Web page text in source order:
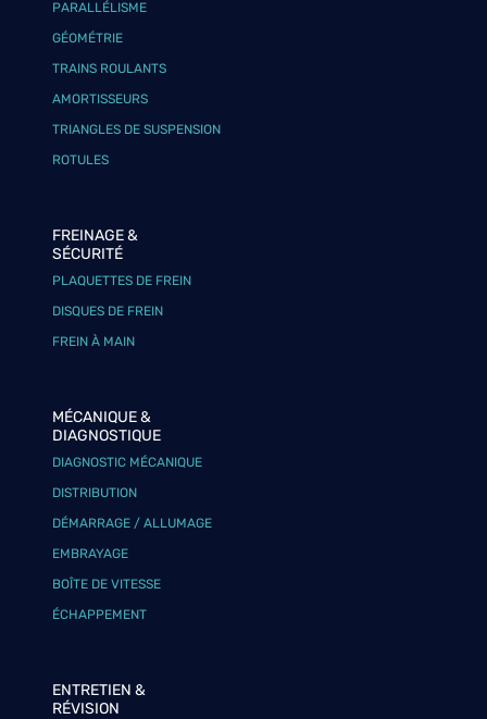
PARALLÉLISME
GÉOMÉTRIE
TRAINS ROULANTS
AMORTISSEURS
TRIANGLES DE SUSPENSION
ROTULES
FREINAGE &
SÉCURITÉ
PLAQUETTES DE FREIN
DISQUES DE FREIN
FREIN À MAIN
MÉCANIQUE &
DIAGNOSTIQUE
DIAGNOSTIC MÉCANIQUE
DISTRIBUTION
DÉMARRAGE / ALLUMAGE
EMBRAYAGE
BOÎTE DE VITESSE
ÉCHAPPEMENT
ENTRETIEN &
RÉVISION